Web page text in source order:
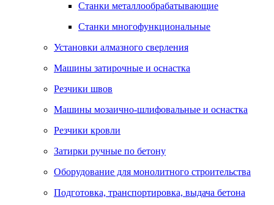
Станки металлообрабатывающие
Станки многофункциональные
Установки алмазного сверления
Машины затирочные и оснастка
Резчики швов
Машины мозаично-шлифовальные и оснастка
Резчики кровли
Затирки ручные по бетону
Оборудование для монолитного строительства
Подготовка, транспортировка, выдача бетона